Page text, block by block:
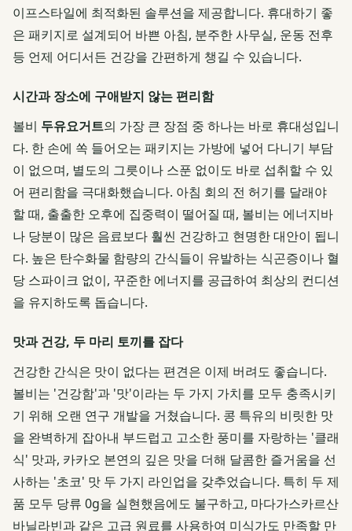
이프스타일에 최적화된 솔루션을 제공합니다. 휴대하기 좋
은 패키지로 설계되어 바쁜 아침, 분주한 사무실, 운동 전후
등 언제 어디서든 건강을 간편하게 챙길 수 있습니다.
시간과 장소에 구애받지 않는 편리함
볼비 두유요거트의 가장 큰 장점 중 하나는 바로 휴대성입니
다. 한 손에 쏙 들어오는 패키지는 가방에 넣어 다니기 부담
이 없으며, 별도의 그릇이나 스푼 없이도 바로 섭취할 수 있
어 편리함을 극대화했습니다. 아침 회의 전 허기를 달래야
할 때, 출출한 오후에 집중력이 떨어질 때, 볼비는 에너지바
나 당분이 많은 음료보다 훨씬 건강하고 현명한 대안이 됩니
다. 높은 탄수화물 함량의 간식들이 유발하는 식곤증이나 혈
당 스파이크 없이, 꾸준한 에너지를 공급하여 최상의 컨디션
을 유지하도록 돕습니다.
맛과 건강, 두 마리 토끼를 잡다
건강한 간식은 맛이 없다는 편견은 이제 버려도 좋습니다.
볼비는 '건강함'과 '맛'이라는 두 가지 가치를 모두 충족시키
기 위해 오랜 연구 개발을 거쳤습니다. 콩 특유의 비릿한 맛
을 완벽하게 잡아내 부드럽고 고소한 풍미를 자랑하는 '클래
식' 맛과, 카카오 본연의 깊은 맛을 더해 달콤한 즐거움을 선
사하는 '초코' 맛 두 가지 라인업을 갖추었습니다. 특히 두 제
품 모두 당류 0g을 실현했음에도 불구하고, 마다가스카르산
바닐라빈과 같은 고급 원료를 사용하여 미식가도 만족할 만